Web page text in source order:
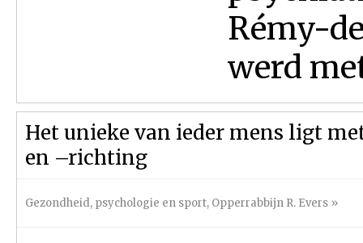
Rémy-
werd
Het unieke van ieder mens ligt
en –richting
Gezondheid, psychologie en sport, Opperrabbijn R. Evers »